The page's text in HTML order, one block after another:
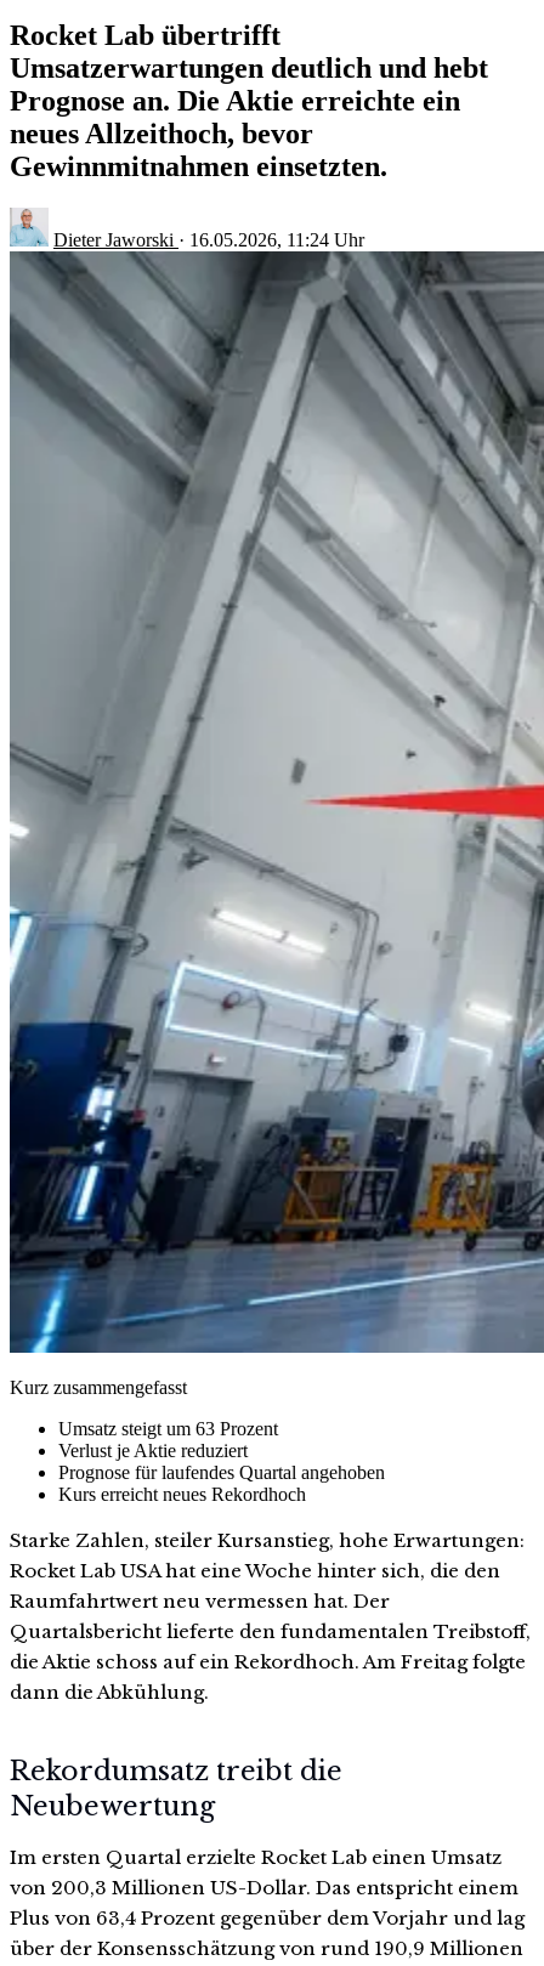
Rocket Lab übertrifft
Umsatzerwartungen deutlich und hebt
Prognose an. Die Aktie erreichte ein
neues Allzeithoch, bevor
Gewinnmitnahmen einsetzten.
Dieter Jaworski · 16.05.2026, 11:24 Uhr
Kurz zusammengefasst
Umsatz steigt um 63 Prozent
Verlust je Aktie reduziert
Prognose für laufendes Quartal angehoben
Kurs erreicht neues Rekordhoch
Starke Zahlen, steiler Kursanstieg, hohe Erwartungen:
Rocket Lab USA hat eine Woche hinter sich, die den
Raumfahrtwert neu vermessen hat. Der
Quartalsbericht lieferte den fundamentalen Treibstoff,
die Aktie schoss auf ein Rekordhoch. Am Freitag folgte
dann die Abkühlung.
Rekordumsatz treibt die
Neubewertung
Im ersten Quartal erzielte Rocket Lab einen Umsatz
von 200,3 Millionen US-Dollar. Das entspricht einem
Plus von 63,4 Prozent gegenüber dem Vorjahr und lag
über der Konsensschätzung von rund 190,9 Millionen